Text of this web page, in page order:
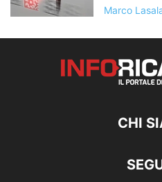
Marco
CHI